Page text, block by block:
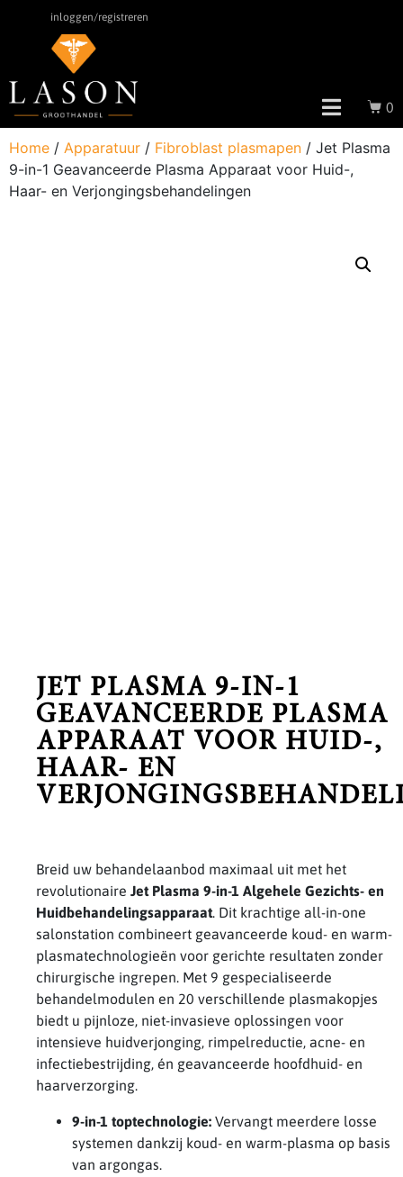
inloggen/registreren
0
Home / Apparatuur / Fibroblast plasmapen / Jet Plasma
9-in-1 Geavanceerde Plasma Apparaat voor Huid-,
Haar- en Verjongingsbehandelingen
JET PLASMA 9-IN-1
GEAVANCEERDE PLASMA
APPARAAT VOOR HUID-,
HAAR- EN
Breid uw behandelaanbod maximaal uit met het
revolutionaire Jet Plasma 9-in-1 Algehele Gezichts- en
Huidbehandelingsapparaat. Dit krachtige all-in-one
salonstation combineert geavanceerde koud- en warm-
plasmatechnologieën voor gerichte resultaten zonder
chirurgische ingrepen. Met 9 gespecialiseerde
behandelmodulen en 20 verschillende plasmakopjes
biedt u pijnloze, niet-invasieve oplossingen voor
intensieve huidverjonging, rimpelreductie, acne- en
infectiebestrijding, én geavanceerde hoofdhuid- en
haarverzorging.
9-in-1 toptechnologie: Vervangt meerdere losse
systemen dankzij koud- en warm-plasma op basis
van argongas.